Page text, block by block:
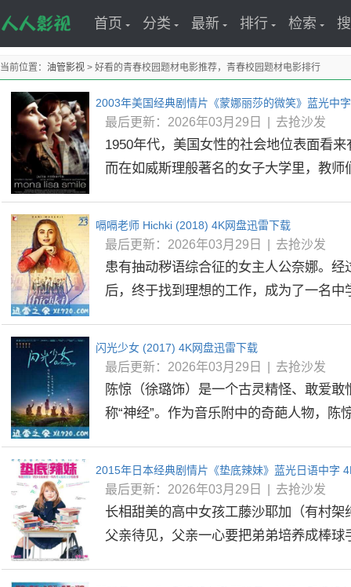
首页 分类 最新 排行 检索
当前位置： 油管影视 > 好看的青春校园题材电影推荐，青春校园题材电影排行
2003年美国经典剧情片《蒙娜丽莎的微笑》蓝光中
最后更新：2026年03月29日 去抢沙发
1950年代，美国女性的社会地位表面看
而在如威斯理般著名的女子大学里，教师
嗝嗝老师 Hichki (2018) 4K网盘迅雷下载
最后更新：2026年03月29日 去抢沙发
患有抽动秽语综合征的女主人公奈娜。经
后，终于找到理想的工作，成为了一名中
闪光少女 (2017) 4K网盘迅雷下载
最后更新：2026年03月29日 去抢沙发
陈惊（徐璐饰）是一个古灵精怪、敢爱敢
称“神经”。作为音乐附中的奇葩人物，陈
2015年日本经典剧情片《垫底辣妹》蓝光日语中字
最后更新：2026年03月29日 去抢沙发
长相甜美的高中女孩工藤沙耶加（有村架
父亲待见，父亲一心要把弟弟培养成棒球